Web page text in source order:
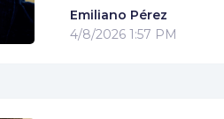
Emiliano Pérez
4/8/2026 1:57 PM